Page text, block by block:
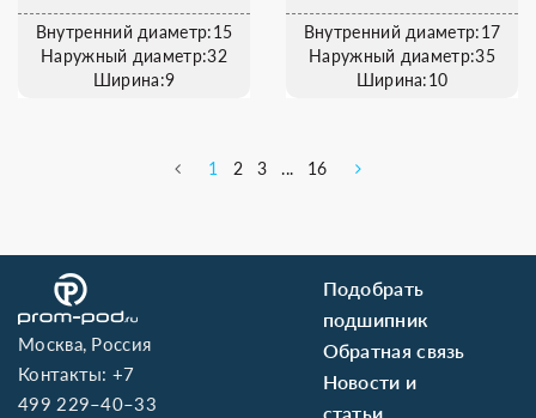
Внутренний диаметр:15
Наружный диаметр:32
Ширина:9
Внутренний диаметр:17
Наружный диаметр:35
Ширина:10
1 2 3 ... 16
Москва, Россия
Контакты:+7
499 229–40–33
Подобрать
подшипник
Обратная связь
Новости и
статьи